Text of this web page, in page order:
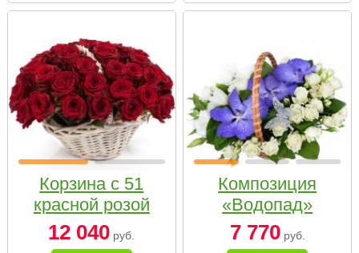
Корзина с 51
красной розой
12 040 руб.
Композиция
«Водопад»
7 770руб.